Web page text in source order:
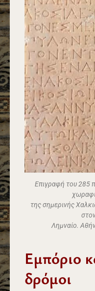
Επιγραφή του 285
της σημερινής
Λημναίο.
Εμπόριο
δρόμοι